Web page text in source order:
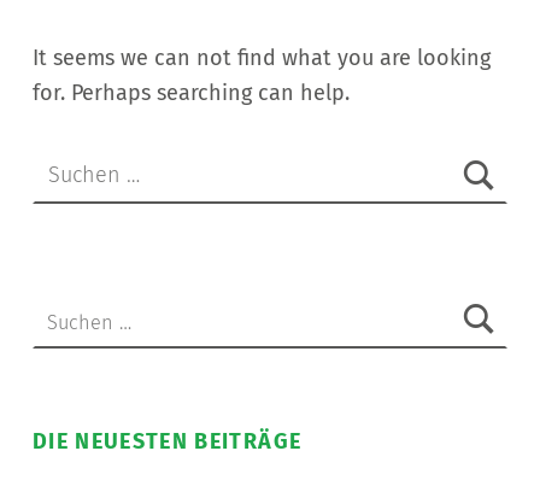
It seems we can not find what you are looking
for. Perhaps searching can help.
DIE NEUESTEN BEITRÄGE